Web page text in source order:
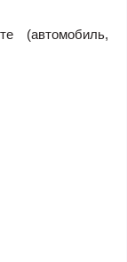
(автомобиль,